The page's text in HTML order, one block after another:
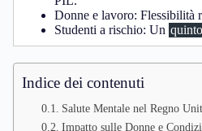
Donne e lavoro: Flessibilità
Studenti a rischio: Un quinto
Indice dei contenuti
Salute Mentale nel Regno
Impatto sulle Donne e